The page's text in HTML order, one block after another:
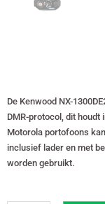
De Kenwood NX-
DMR-protocol, dit houdt
Motorola portofoons
inclusief lader en met
worden gebruikt.